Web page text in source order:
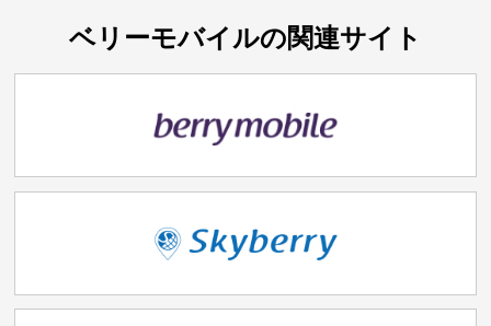
ベリーモバイルの関連サイト